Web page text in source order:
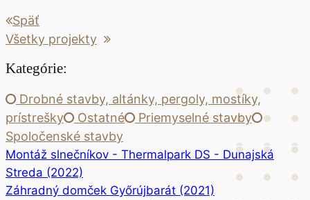
Späť
Všetky projekty
Kategórie:
Drobné stavby, altánky, pergoly, mostíky,
prístrešky
Ostatné
Priemyselné stavby
Spoločenské stavby
Montáž slnečníkov - Thermalpark DS - Dunajská
Streda (2022)
Záhradný domček Győrújbarát (2021)